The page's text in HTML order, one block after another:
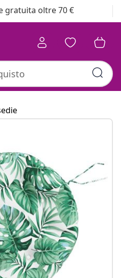
gratuita oltre 70 €